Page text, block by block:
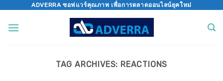
content
ADVERRA ซอฟแวร์คุณภาพ เพื่อการตลาดออนไลน์ยุคใหม่
TAG ARCHIVES: REACTIONS